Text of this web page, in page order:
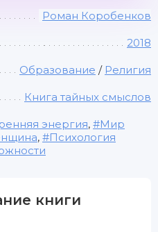
Роман Коробенков
2018
Образование / Религия
Книга тайных смыслов
энергия,
Мир
,
Психология
книги